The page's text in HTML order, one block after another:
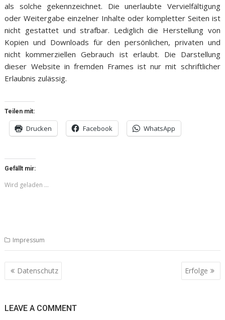
als solche gekennzeichnet. Die unerlaubte Vervielfältigung
oder Weitergabe einzelner Inhalte oder kompletter Seiten ist
nicht gestattet und strafbar. Lediglich die Herstellung von
Kopien und Downloads für den persönlichen, privaten und
nicht kommerziellen Gebrauch ist erlaubt. Die Darstellung
dieser Website in fremden Frames ist nur mit schriftlicher
Erlaubnis zulässig.
Teilen mit:
Drucken Facebook WhatsApp
Gefällt mir:
Wird geladen …
Impressum
Beitragsnavigation
Datenschutz Erfolge
LEAVE A COMMENT